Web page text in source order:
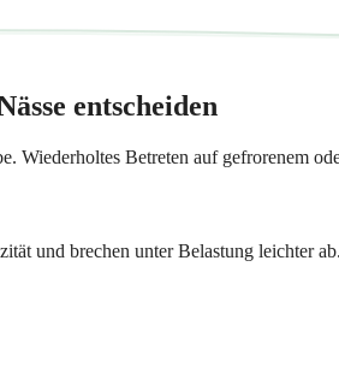
entscheiden
Wiederholtes Betreten auf gefrorenem
und brechen unter Belastung leichter